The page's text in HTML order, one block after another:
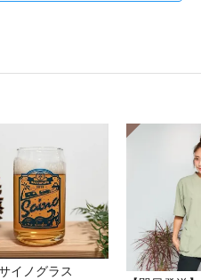
イノグラス